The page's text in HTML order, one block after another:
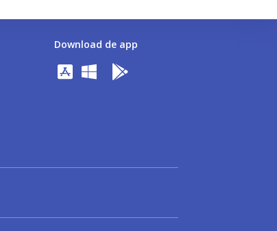
Download de app